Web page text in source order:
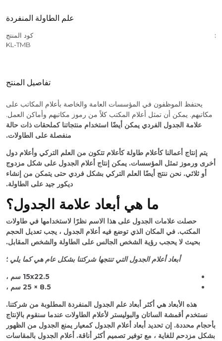
علم الطاولة المنفردة
كود المنتج
KL-TMB
تفاصيل المنتج
يحتفظ الموظفون في المؤسسات العامة والخاصة بأعلام المكاتب على
مكاتبهم. يمكن أن تمثل أعلام المكتب كلاً من رموز مكاتبهم وأماكن العمل.
علامة الجدول الفردي يمكن أيضًا استخدام منتجاتنا كملحقات ذات حالة
منفصلة على الطاولات.
يتم إنتاج أعمالنا كأعلام طاولة كأعلام تتكون من العلم التركي وأعلام دول
أخرى ورموز تمثل المؤسسات. يمكن إنتاج أعلام الجدول على شكل مزدوج
أو ثلاثي. نحن ننتج أيضًا العلم التركي بشكل فردي حتى يتمكن من إنشاء
ديكور جيد على الطاولة.
ما هي أبعاد علامة الجدول؟
حصلت علامات الجدول على هذا الاسم نظرًا لاستخدامها في طاولات
المكتب. في المكان الذي توضع فيه أعلام الجدول ، يجب تعديل الحجم
بحيث لا يحجب رؤية الشخص الجالس على الطاولة والشخص المقابل.
أبعاد أعلام الجدول التي تنتجها شركتنا بشكل عام هي كما يلي ؛
15x22.5 سم ،
8.5 × 25 سم ،
هذه الأبعاد هي أكثر أبعاد علم الجدول المنفردة المطلوبة من شركتنا.
نستخدم أقمشة الساتان والبوليستر لأعلام الطاولات عندما سنقوم بالإنتاج
بأحجام محددة. إن تحديد أبعاد أعلام الجدول كمعيار يمنع الجدول من الظهور
بشكل مزدحم للغاية ، مع توفير تصميم أكثر أناقة. أعلام الجدول بالمقاسات